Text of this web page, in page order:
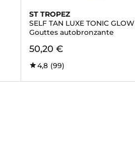
ST TROPEZ
SELF TAN LUXE TONIC GLOW
Gouttes autobronzante
50,20 €
4,8 (99)